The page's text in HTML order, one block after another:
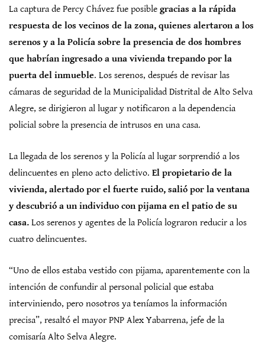
La captura de Percy Chávez fue posible gracias a la rápida
respuesta de los vecinos de la zona, quienes alertaron a los
serenos y a la Policía sobre la presencia de dos hombres
que habrían ingresado a una vivienda trepando por la
puerta del inmueble. Los serenos, después de revisar las
cámaras de seguridad de la Municipalidad Distrital de Alto Selva
Alegre, se dirigieron al lugar y notificaron a la dependencia
policial sobre la presencia de intrusos en una casa.
La llegada de los serenos y la Policía al lugar sorprendió a los
delincuentes en pleno acto delictivo. El propietario de la
vivienda, alertado por el fuerte ruido, salió por la ventana
y descubrió a un individuo con pijama en el patio de su
casa. Los serenos y agentes de la Policía lograron reducir a los
cuatro delincuentes.
“Uno de ellos estaba vestido con pijama, aparentemente con la
intención de confundir al personal policial que estaba
interviniendo, pero nosotros ya teníamos la información
precisa”, resaltó el mayor PNP Alex Yabarrena, jefe de la
comisaría Alto Selva Alegre.